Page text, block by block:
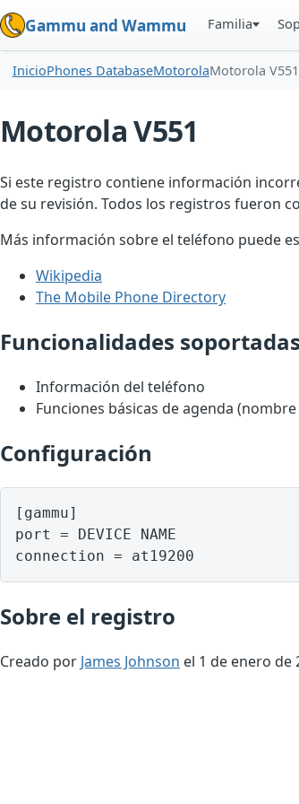
Gammu and Wammu Familia
InicioPhones DatabaseMotorolaMotorola V551
Motorola V551
Si este registro contiene información
de su revisión. Todos los registros fueron
Más información sobre el teléfono puede
Wikipedia
The Mobile Phone Directory
Funcionalidades soportadas
Información del teléfono
Funciones básicas de agenda
Configuración
[gammu]
port = DEVICE NAME
Sobre el registro
Creado por James Johnson el 1 de enero de